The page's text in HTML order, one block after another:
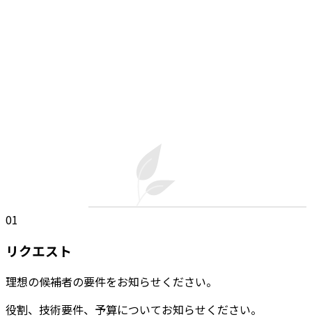
01
リクエスト
理想の候補者の要件をお知らせください。
役割、技術要件、予算についてお知らせください。